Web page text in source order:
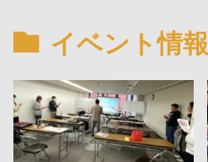
イベント情報